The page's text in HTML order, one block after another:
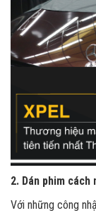
2. Dán phim
Với những công